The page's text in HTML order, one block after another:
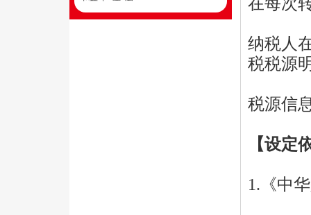
纳税人
税税源
税源信
【设定
1.《中